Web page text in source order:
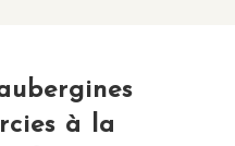
à la